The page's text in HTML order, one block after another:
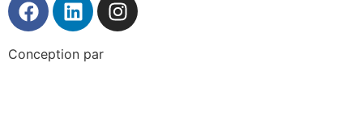
Conception par